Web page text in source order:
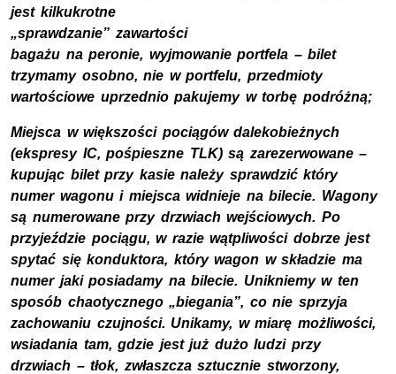
jest kilkukrotne
„sprawdzanie” zawartości
bagażu na peronie, wyjmowanie portfela – bilet
trzymamy osobno, nie w portfelu, przedmioty
wartościowe uprzednio pakujemy w torbę podróżną;
Miejsca w większości pociągów dalekobieżnych
(ekspresy IC, pośpieszne TLK) są zarezerwowane –
kupując bilet przy kasie należy sprawdzić który
numer wagonu i miejsca widnieje na bilecie. Wagony
są numerowane przy drzwiach wejściowych. Po
przyjeździe pociągu, w razie wątpliwości dobrze jest
spytać się konduktora, który wagon w składzie ma
numer jaki posiadamy na bilecie. Unikniemy w ten
sposób chaotycznego „biegania”, co nie sprzyja
zachowaniu czujności. Unikamy, w miarę możliwości,
wsiadania tam, gdzie jest już dużo ludzi przy
drzwiach – tłok, zwłaszcza sztucznie stworzony,